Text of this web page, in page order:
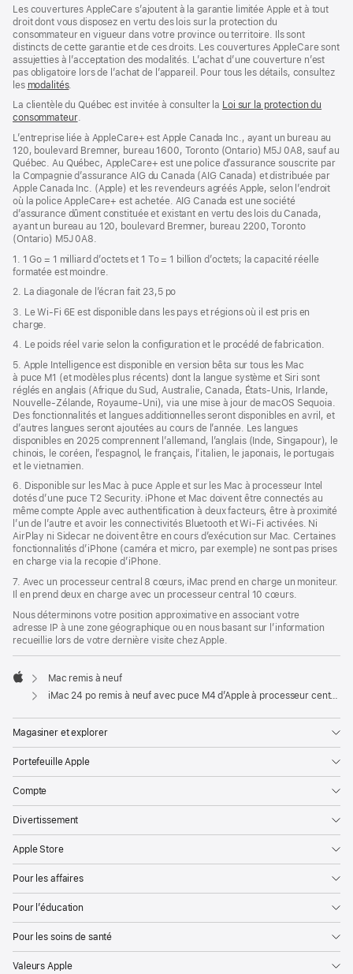
une
nouvelle
fenêtre)
Les couvertures AppleCare s’ajoutent à la garantie limitée Apple et à tout
droit dont vous disposez en vertu des lois sur la protection du
consommateur en vigueur dans votre province ou territoire. Ils sont
distincts de cette garantie et de ces droits. Les couvertures AppleCare sont
assujetties à l’acceptation des modalités. L’achat d’une couverture n’est
pas obligatoire lors de l’achat de l’appareil. Pour tous les détails, consultez
les modalités(s’ouvre
une
nouvelle
fenêtre)
.
La clientèle du Québec est invitée à consulter la Loi sur la protection du
consommateur(s’ouvre
une
nouvelle
fenêtre)
.
L’entreprise liée à AppleCare+ est Apple Canada Inc., ayant un bureau au
120, boulevard Bremner, bureau 1600, Toronto (Ontario) M5J 0A8, sauf au
Québec. Au Québec, AppleCare+ est une police d’assurance souscrite par
la Compagnie d’assurance AIG du Canada (AIG Canada) et distribuée par
Apple Canada Inc. (Apple) et les revendeurs agréés Apple, selon l’endroit
où la police AppleCare+ est achetée. AIG Canada est une société
d’assurance dûment constituée et existant en vertu des lois du Canada,
ayant un bureau au 120, boulevard Bremner, bureau 2200, Toronto
(Ontario) M5J 0A8.
1. 1 Go = 1 milliard d’octets et 1 To = 1 billion d’octets; la capacité réelle
formatée est moindre.
2. La diagonale de l’écran fait 23,5 po
3. Le Wi‑Fi 6E est disponible dans les pays et régions où il est pris en
charge.
4. Le poids réel varie selon la configuration et le procédé de fabrication.
5. Apple Intelligence est disponible en version bêta sur tous les Mac
à puce M1 (et modèles plus récents) dont la langue système et Siri sont
réglés en anglais (Afrique du Sud, Australie, Canada, États-Unis, Irlande,
Nouvelle-Zélande, Royaume-Uni), via une mise à jour de macOS Sequoia.
Des fonctionnalités et langues additionnelles seront disponibles en avril, et
d’autres langues seront ajoutées au cours de l’année. Les langues
disponibles en 2025 comprennent l’allemand, l’anglais (Inde, Singapour), le
chinois, le coréen, l’espagnol, le français, l’italien, le japonais, le portugais
et le vietnamien.
6. Disponible sur les Mac à puce Apple et sur les Mac à processeur Intel
dotés d’une puce T2 Security. iPhone et Mac doivent être connectés au
même compte Apple avec authentification à deux facteurs, être à proximité
l’un de l’autre et avoir les connectivités Bluetooth et Wi-Fi activées. Ni
AirPlay ni Sidecar ne doivent être en cours d’exécution sur Mac. Certaines
fonctionnalités d’iPhone (caméra et micro, par exemple) ne sont pas prises
en charge via la recopie d’iPhone.
7. Avec un processeur central 8 cœurs, iMac prend en charge un moniteur.
Il en prend deux en charge avec un processeur central 10 cœurs.
Nous déterminons votre position approximative en associant votre
adresse IP à une zone géographique ou en nous basant sur l’information
recueillie lors de votre dernière visite chez Apple.
Apple
Mac remis à neuf
iMac 24 po remis à neuf avec puce M4 d’Apple à processeur central 10 cœurs, processeur graphique 10 cœurs et Ethernet Gigabit - Bleu
Magasiner et explorer
Portefeuille Apple
Compte
Divertissement
Apple Store
Pour les affaires
Pour l’éducation
Pour les soins de santé
Valeurs Apple